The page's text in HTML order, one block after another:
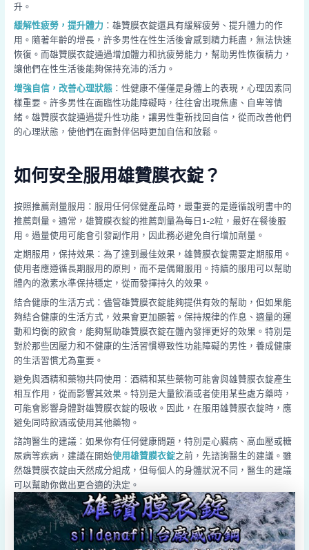
升。
緩解性疲勞，提升體力 ：雄贊膜衣錠還具有緩解疲勞、提升體力的作
用。隨著年齡的增長，許多男性在性生活後會感到精力耗盡，無法快速
恢復。而雄贊膜衣錠通過增加體力和抗疲勞能力，幫助男性恢復精力，
讓他們在性生活後能夠保持充沛的活力。
增強自信，改善心理狀態：性健康不僅僅是身體上的表現，心理因素同
樣重要。許多男性在面臨性功能障礙時，往往會出現焦慮、自卑等情
緒。雄贊膜衣錠通過提升性功能，讓男性重新找回自信，從而改善他們
的心理狀態，使他們在面對伴侶時更加自信和放鬆。
如何安全服用雄贊膜衣錠？
按照推薦劑量服用：服用任何保健產品時，最重要的是遵循說明書中的
推薦劑量。通常，雄贊膜衣錠的推薦劑量為每日1-2粒，最好在餐後服
用。過量使用可能會引發副作用，因此務必避免自行增加劑量。
定期服用，保持效果：為了達到最佳效果，雄贊膜衣錠需要定期服用。
使用者應遵循長期服用的原則，而不是偶爾服用。持續的服用可以幫助
體內的激素水準保持穩定，從而發揮持久的效果。
結合健康的生活方式：儘管雄贊膜衣錠能夠提供有效的幫助，但如果能
夠結合健康的生活方式，效果會更加顯著。保持規律的作息、適量的運
動和均衡的飲食，能夠幫助雄贊膜衣錠在體內發揮更好的效果。特別是
對於那些因壓力和不健康的生活習慣導致性功能障礙的男性，養成健康
的生活習慣尤為重要。
避免與酒精和藥物共同使用：酒精和某些藥物可能會與雄贊膜衣錠產生
相互作用，從而影響其效果。特別是大量飲酒或者使用某些處方藥時，
可能會影響身體對雄贊膜衣錠的吸收。因此，在服用雄贊膜衣錠時，應
避免同時飲酒或使用其他藥物。
諮詢醫生的建議：如果你有任何健康問題，特別是心臟病、高血壓或糖
尿病等疾病，建議在開始使用雄贊膜衣錠之前，先諮詢醫生的建議。雖
然雄贊膜衣錠由天然成分組成，但每個人的身體狀況不同，醫生的建議
可以幫助你做出更合適的決定。